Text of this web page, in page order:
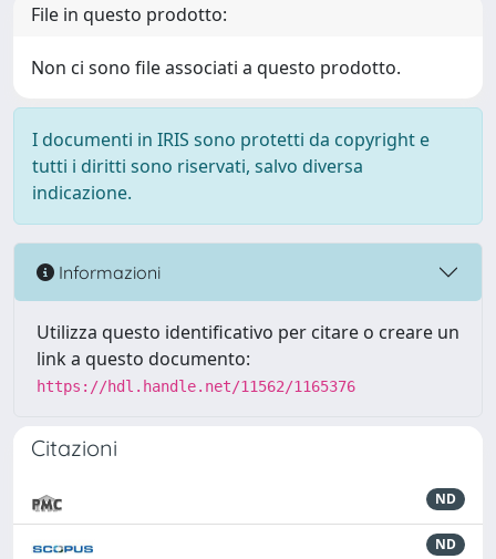
File in questo prodotto:
Non ci sono file associati a questo prodotto.
I documenti in IRIS sono protetti da copyright e
tutti i diritti sono riservati, salvo diversa
indicazione.
Informazioni
Utilizza questo identificativo per citare o creare un
link a questo documento:
https://hdl.handle.net/11562/1165376
Citazioni
ND
ND